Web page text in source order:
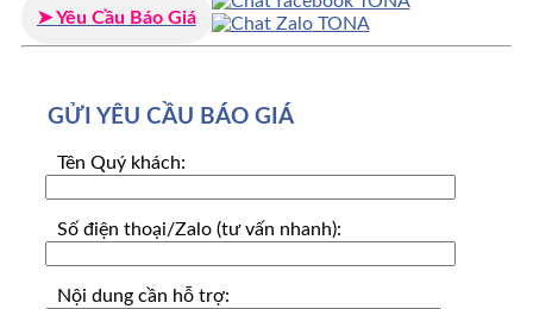
➤ Yêu Cầu Báo Giá
GỬI YÊU CẦU BÁO GIÁ
Tên Quý khách:
Số điện thoại/Zalo (tư vấn nhanh):
Nội dung cần hỗ trợ: